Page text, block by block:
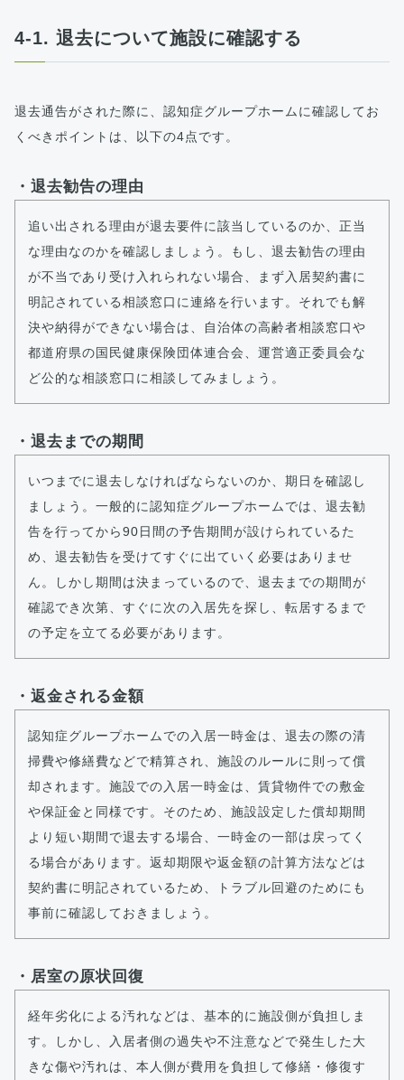
4-1. 退去について施設に確認する
退去通告がされた際に、認知症グループホームに確認してお
くべきポイントは、以下の4点です。
・退去勧告の理由
追い出される理由が退去要件に該当しているのか、正当
な理由なのかを確認しましょう。もし、退去勧告の理由
が不当であり受け入れられない場合、まず入居契約書に
明記されている相談窓口に連絡を行います。それでも解
決や納得ができない場合は、自治体の高齢者相談窓口や
都道府県の国民健康保険団体連合会、運営適正委員会な
ど公的な相談窓口に相談してみましょう。
・退去までの期間
いつまでに退去しなければならないのか、期日を確認し
ましょう。一般的に認知症グループホームでは、退去勧
告を行ってから90日間の予告期間が設けられているた
め、退去勧告を受けてすぐに出ていく必要はありませ
ん。しかし期間は決まっているので、退去までの期間が
確認でき次第、すぐに次の入居先を探し、転居するまで
の予定を立てる必要があります。
・返金される金額
認知症グループホームでの入居一時金は、退去の際の清
掃費や修繕費などで精算され、施設のルールに則って償
却されます。施設での入居一時金は、賃貸物件での敷金
や保証金と同様です。そのため、施設設定した償却期間
より短い期間で退去する場合、一時金の一部は戻ってく
る場合があります。返却期限や返金額の計算方法などは
契約書に明記されているため、トラブル回避のためにも
事前に確認しておきましょう。
・居室の原状回復
経年劣化による汚れなどは、基本的に施設側が負担しま
す。しかし、入居者側の過失や不注意などで発生した大
きな傷や汚れは、本人側が費用を負担して修繕・修復す